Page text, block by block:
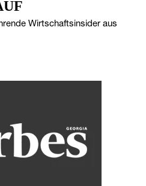
Wirtschaftsinsider aus